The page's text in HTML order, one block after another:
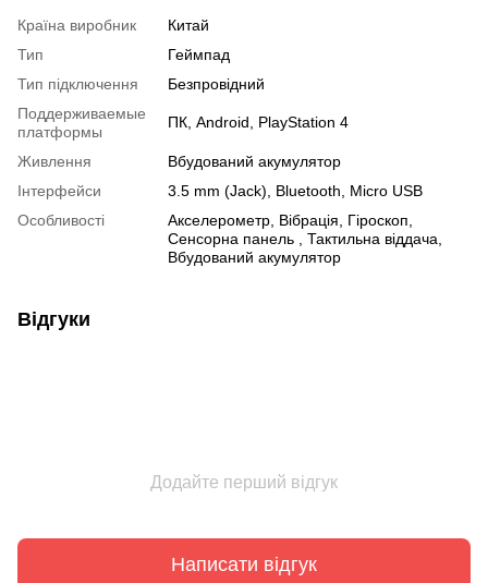
Країна виробник
Китай
Тип
Геймпад
Тип підключення
Безпровідний
Поддерживаемые
платформы
ПК, Android, PlayStation 4
Живлення
Вбудований акумулятор
Інтерфейси
3.5 mm (Jack), Bluetooth, Micro USB
Особливості
Акселерометр, Вібрація, Гіроскоп,
Сенсорна панель , Тактильна віддача,
Вбудований акумулятор
Відгуки
Додайте перший відгук
Написати відгук